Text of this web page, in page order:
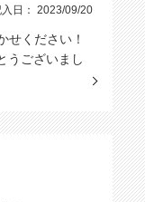
入日： 2023/09/20
せください！
うございまし